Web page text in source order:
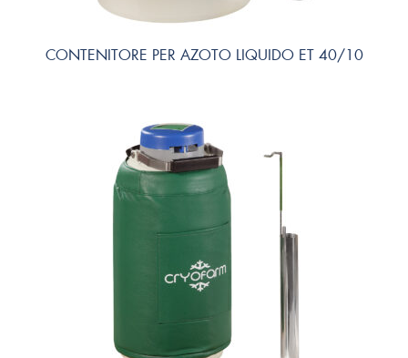
CONTENITORE PER AZOTO LIQUIDO ET 40/10